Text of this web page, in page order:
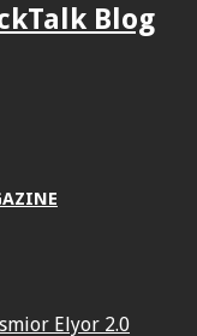
Blog
Elyor 2.0